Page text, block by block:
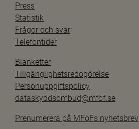
Press
Statistik
Frågor och svar
Telefontider
Blanketter
Tillgänglighetsredogörelse
Personuppgiftspolicy
dataskyddsombud@mfof.se
Prenumerera på MFoFs nyhetsbrev